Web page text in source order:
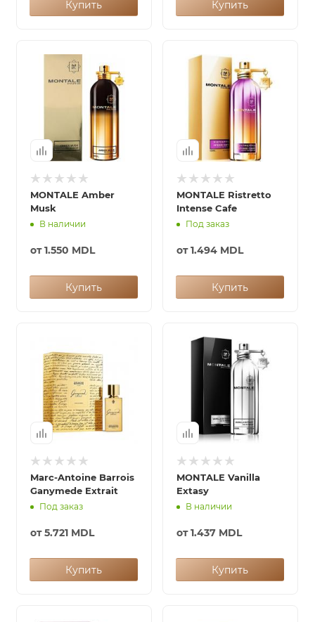
Купить Купить
MONTALE Amber
Musk
В наличии
от1.550 MDL
Купить
MONTALE Ristretto
Intense Cafe
Под заказ
от1.494 MDL
Купить
Marc-Antoine Barrois
Ganymede Extrait
Под заказ
от5.721 MDL
Купить
MONTALE Vanilla
Extasy
В наличии
от1.437 MDL
Купить